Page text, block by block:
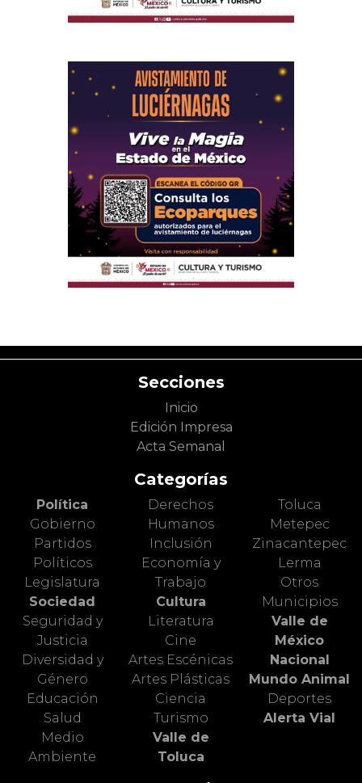
Secciones
Inicio
Edición Impresa
Acta Semanal
Categorías
Política
Gobierno
Partidos
Políticos
Legislatura
Sociedad
Seguridad y
Justicia
Diversidad y
Género
Educación
Salud
Medio
Ambiente
Derechos
Humanos
Inclusión
Economía y
Trabajo
Cultura
Literatura
Cine
Artes Escénicas
Artes Plásticas
Ciencia
Turismo
Valle de
Toluca
Toluca
Metepec
Zinacantepec
Lerma
Otros
Municipios
Valle de
México
Nacional
Mundo Animal
Deportes
Alerta Vial